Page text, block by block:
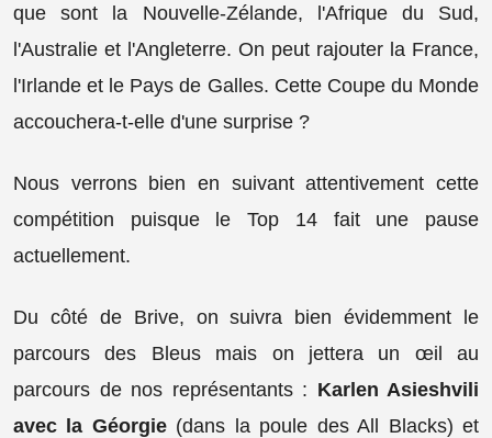
que sont la Nouvelle-Zélande, l'Afrique du Sud,
l'Australie et l'Angleterre. On peut rajouter la France,
l'Irlande et le Pays de Galles. Cette Coupe du Monde
accouchera-t-elle d'une surprise ?
Nous verrons bien en suivant attentivement cette
compétition puisque le Top 14 fait une pause
actuellement.
Du côté de Brive, on suivra bien évidemment le
parcours des Bleus mais on jettera un œil au
parcours de nos représentants : Karlen Asieshvili
avec la Géorgie(dans la poule des All Blacks) et